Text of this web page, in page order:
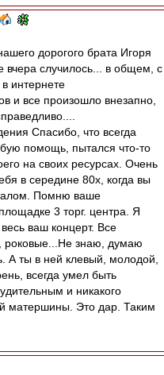
дорогого брата Игоря
вчера случилось... в общем, с
интернете
и все произошло внезапно,
Спасибо, что всегда
помощь, пытался что-то
на своих ресурсах. Очень
в середине 80х, когда вы
Помню ваше
3 торг. центра. Я
ваш концерт. Все
роковые...Не знаю, думаю
А ты в ней клевый, молодой,
всегда умел быть
и никакого
матершины. Это дар. Таким